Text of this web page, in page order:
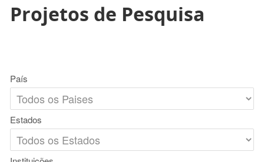
Projetos de Pesquisa
País
Estados